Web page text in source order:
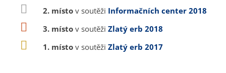
2. místo v soutěži Informačních center 2018
3. místo v soutěži Zlatý erb 2018
1. místo v soutěži Zlatý erb 2017